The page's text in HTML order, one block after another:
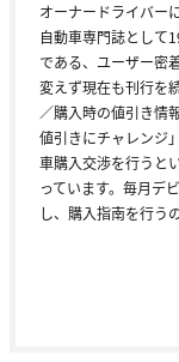
オーナードライバー
自動車専門誌として
である、ユーザー密
変えず現在も刊行を
／購入時の値引き情
値引きにチャレンジ
車購入交渉を行うと
っています。毎月デ
し、購入指南を行う